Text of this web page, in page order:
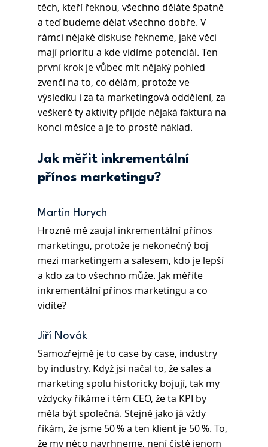
těch, kteří řeknou, všechno děláte špatně
a teď budeme dělat všechno dobře. V
rámci nějaké diskuse řekneme, jaké věci
mají prioritu a kde vidíme potenciál. Ten
první krok je vůbec mít nějaký pohled
zvenčí na to, co dělám, protože ve
výsledku i za ta marketingová oddělení, za
veškeré ty aktivity přijde nějaká faktura na
konci měsíce a je to prostě náklad.
Jak měřit inkrementální
přínos marketingu?
Martin Hurych
Hrozně mě zaujal inkrementální přínos
marketingu, protože je nekonečný boj
mezi marketingem a salesem, kdo je lepší
a kdo za to všechno může. Jak měříte
inkrementální přínos marketingu a co
vidíte?
Jiří Novák
Samozřejmě je to case by case, industry
by industry. Když jsi načal to, že sales a
marketing spolu historicky bojují, tak my
vždycky říkáme i těm CEO, že ta KPI by
měla být společná. Stejně jako já vždy
říkám, že jsme 50 % a ten klient je 50 %. To,
že my něco navrhneme, není čistě jenom